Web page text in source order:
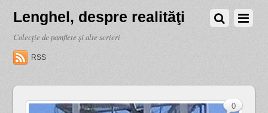
Lenghel, despre realităţi
Colecţie de pamflete şi alte scrieri
RSS
0